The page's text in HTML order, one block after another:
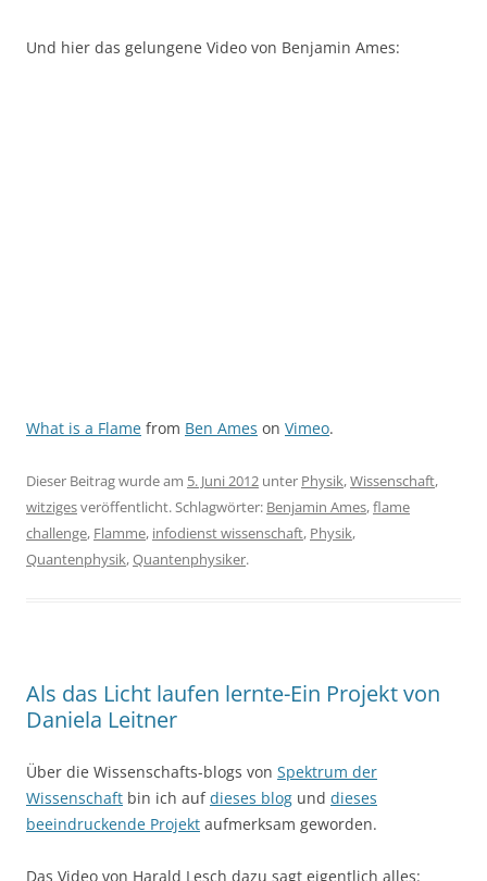
Und hier das gelungene Video von Benjamin Ames:
What is a Flame from Ben Ames on Vimeo.
Dieser Beitrag wurde am 5. Juni 2012 unter Physik,Wissenschaft,
witzigesveröffentlicht. Schlagwörter: Benjamin Ames,flame
challenge, Flamme, infodienst wissenschaft, Physik,
Quantenphysik,Quantenphysiker.
Als das Licht laufen lernte-Ein Projekt von
Daniela Leitner
Über die Wissenschafts-blogs von Spektrum der
Wissenschaft bin ich aufdieses blog und dieses
beeindruckende Projekt aufmerksam geworden.
Das Video von Harald Lesch dazu sagt eigentlich alles: